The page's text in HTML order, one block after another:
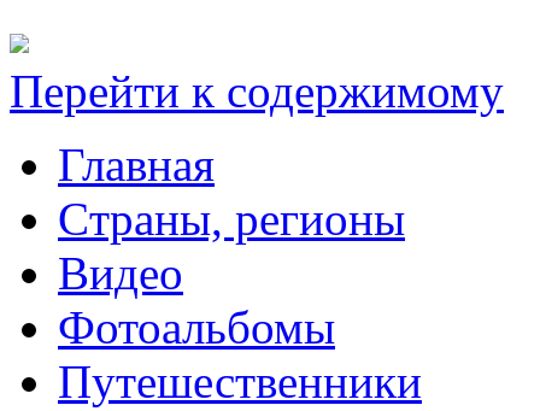
Перейти к содержимому
Главная
Cтраны, регионы
Видео
Фотоальбомы
Путешественники